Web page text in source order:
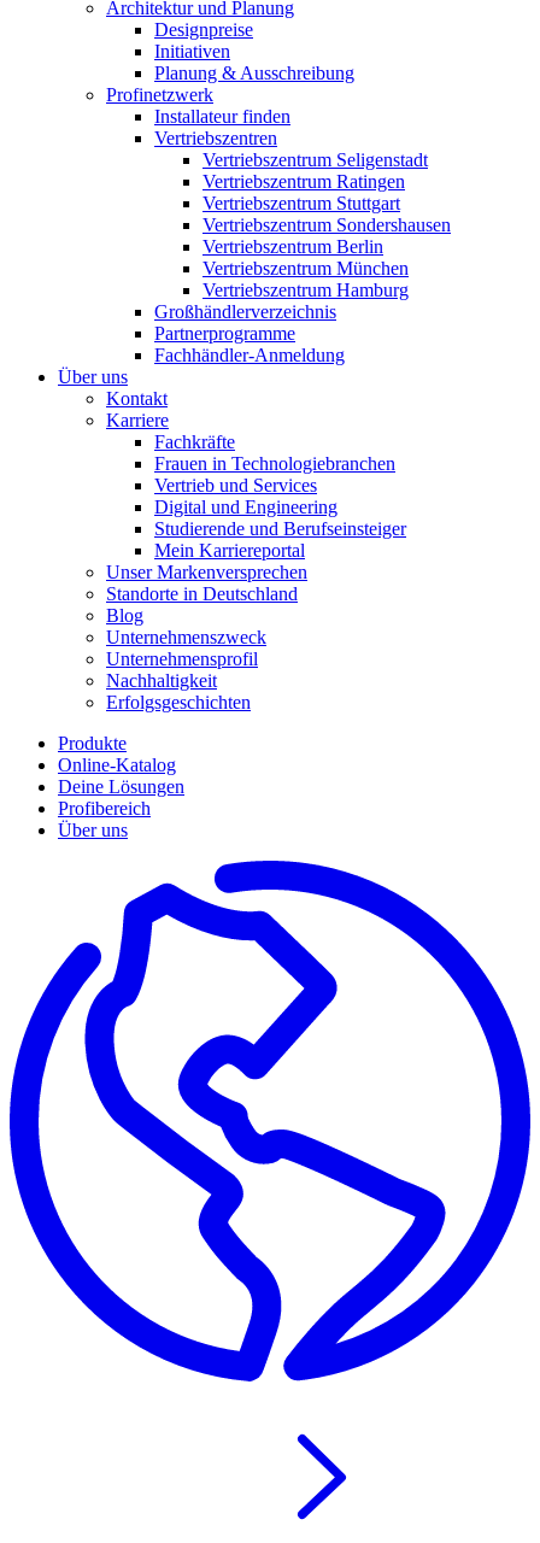
Architektur und Planung
Designpreise
Initiativen
Planung & Ausschreibung
Profinetzwerk
Installateur finden
Vertriebszentren
Vertriebszentrum Seligenstadt
Vertriebszentrum Ratingen
Vertriebszentrum Stuttgart
Vertriebszentrum Sondershausen
Vertriebszentrum Berlin
Vertriebszentrum München
Vertriebszentrum Hamburg
Großhändlerverzeichnis
Partnerprogramme
Fachhändler-Anmeldung
Über uns
Kontakt
Karriere
Fachkräfte
Frauen in Technologiebranchen
Vertrieb und Services
Digital und Engineering
Studierende und Berufseinsteiger
Mein Karriereportal
Unser Markenversprechen
Standorte in Deutschland
Blog
Unternehmenszweck
Unternehmensprofil
Nachhaltigkeit
Erfolgsgeschichten
Produkte
Online-Katalog
Deine Lösungen
Profibereich
Über uns